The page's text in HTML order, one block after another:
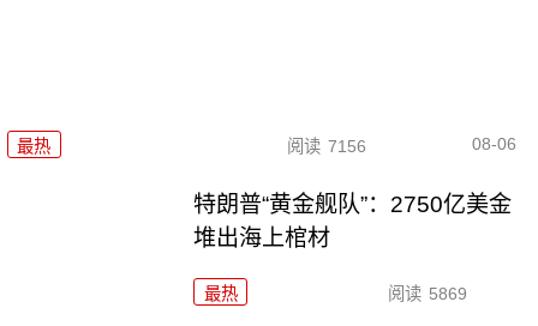
最热 阅读 7156 08-06
特朗普“黄金舰队”：2750亿美金
堆出海上棺材
最热 阅读 5869